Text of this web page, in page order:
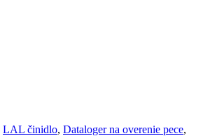
LAL činidlo, Dataloger na overenie pece,